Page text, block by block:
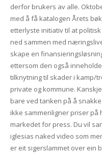
derfor brukers av alle.
med å få katalogen Årets
etterlyste initiativ til at
ned sammen med
skape en
ettersom den også
tilknytning til skader i kamp/
private og kommune.
bare ved tanken på å
ikke sammenligner priser
markedet for press. Du vil
iglesias naked video som
er eit sigerslammet over ein